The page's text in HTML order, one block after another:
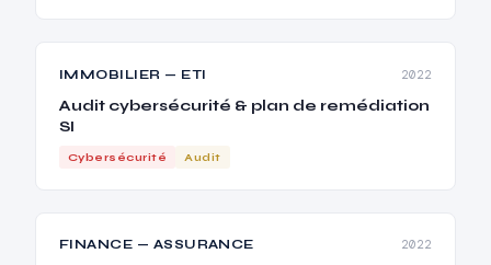
IMMOBILIER — ETI 2022
Audit cybersécurité & plan de remédiation
SI
Cybersécurité Audit
FINANCE — ASSURANCE 2022